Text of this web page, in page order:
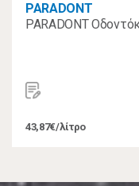
PARADONT
PARADONT
43,87€/λίτρο